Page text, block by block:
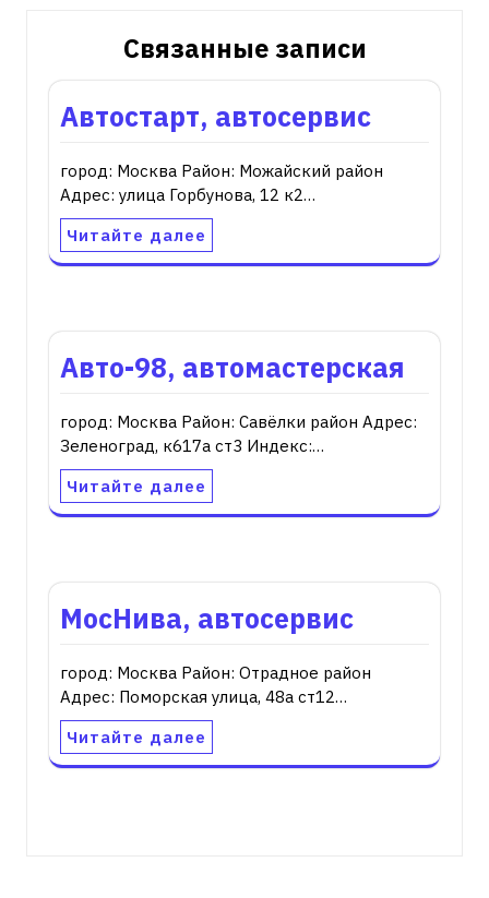
Связанные записи
Автостарт, автосервис
город: Москва Район: Можайский район
Адрес: улица Горбунова, 12 к2…
Читайте далее
Авто-98, автомастерская
город: Москва Район: Савёлки район Адрес:
Зеленоград, к617а ст3 Индекс:…
Читайте далее
МосНива, автосервис
город: Москва Район: Отрадное район
Адрес: Поморская улица, 48а ст12…
Читайте далее